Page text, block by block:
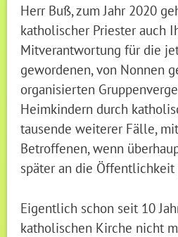
Herr Buß, zum Jahr 2020
katholischer Priester auch
Mitverantwortung für die
gewordenen, von Nonnen
organisierten
Heimkindern durch
tausende weiterer Fälle,
Betroffenen, wenn
später an die Öffentlichkeit
Eigentlich schon seit 10
katholischen Kirche nicht